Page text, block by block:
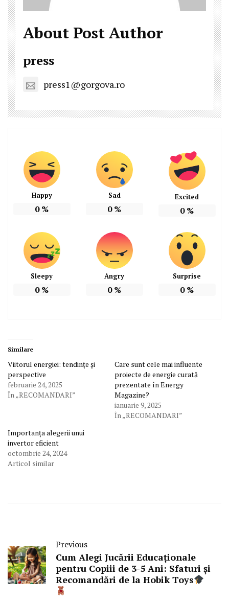
About Post Author
press
press1@gorgova.ro
Happy
0%
Sad
0%
Excited
0%
Sleepy
0%
Angry
0%
Surprise
0%
Similare
Viitorul energiei: tendințe și
perspective
februarie 24, 2025
În „RECOMANDARI”
Care sunt cele mai influente
proiecte de energie curată
prezentate în Energy
Magazine?
ianuarie 9, 2025
În „RECOMANDARI”
Importanța alegerii unui
invertor eficient
octombrie 24, 2024
Articol similar
Previous
Cum Alegi Jucării Educaționale
pentru Copiii de 3-5 Ani: Sfaturi și
Recomandări de la Hobik Toys